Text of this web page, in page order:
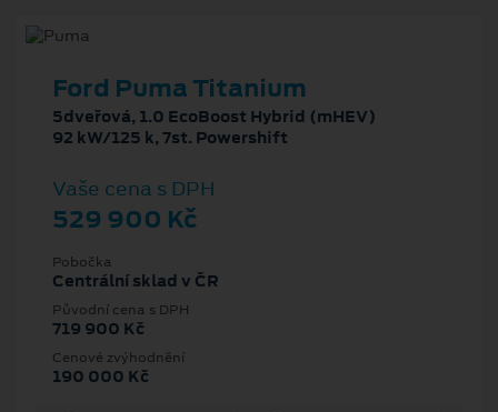
Ford Puma Titanium
5dveřová, 1.0 EcoBoost Hybrid (mHEV)
92 kW/125 k, 7st. Powershift
Vaše cena s DPH
529 900 Kč
Pobočka
Centrální sklad v ČR
Původní cena s DPH
719 900 Kč
Cenové zvýhodnění
190 000 Kč